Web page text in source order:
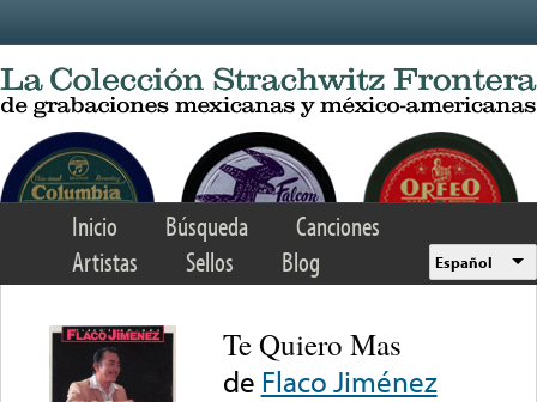
Inicio Búsqueda
Canciones
Artistas
Sellos Blog Español
Te Quiero Mas
de Flaco Jiménez